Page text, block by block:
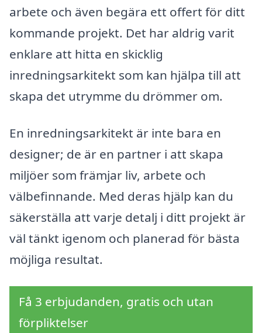
arbete och även begära ett offert för ditt
kommande projekt. Det har aldrig varit
enklare att hitta en skicklig
inredningsarkitekt som kan hjälpa till att
skapa det utrymme du drömmer om.
En inredningsarkitekt är inte bara en
designer; de är en partner i att skapa
miljöer som främjar liv, arbete och
välbefinnande. Med deras hjälp kan du
säkerställa att varje detalj i ditt projekt är
väl tänkt igenom och planerad för bästa
möjliga resultat.
Få 3 erbjudanden, gratis och utan
förpliktelser